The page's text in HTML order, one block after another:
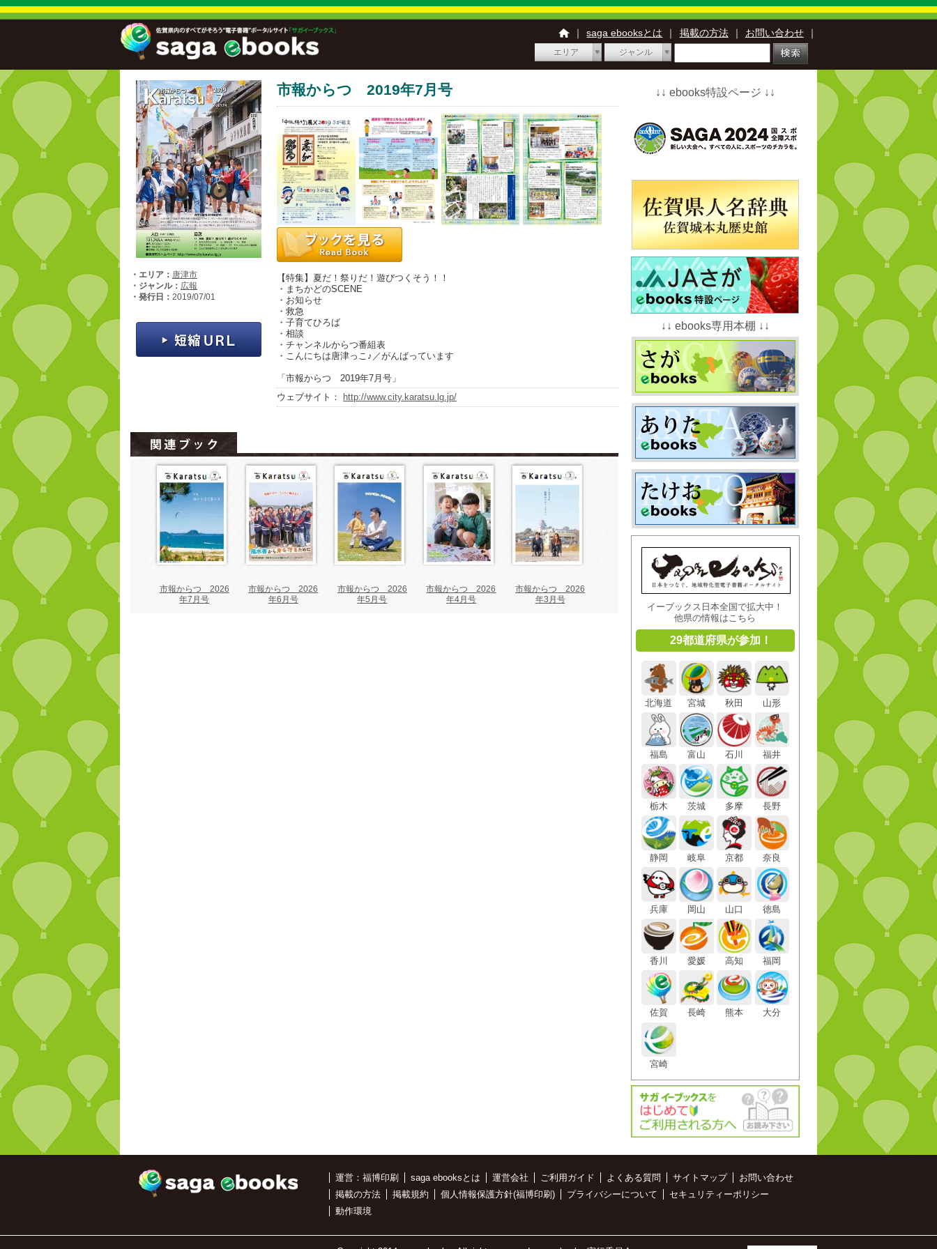
｜ saga ebooksとは ｜ 掲載の方法 ｜ お問い合わせ ｜
エリア ジャンル
・エリア： 唐津市
・ジャンル： 広報
・発行日： 2019/07/01
市報からつ 2019年7月号
【特集】夏だ！祭りだ！遊びつくそう！！
・まちかどのSCENE
・お知らせ
・救急
・子育てひろば
・相談
・チャンネルからつ番組表
・こんにちは唐津っこ♪／がんばっています
「市報からつ 2019年7月号」
ウェブサイト：
http://www.city.karatsu.lg.jp/
市報からつ 2026
年7月号
市報からつ 2026
年6月号
市報からつ 2026
年5月号
市報からつ 2026
年4月号
市報からつ 2026
年3月号
↓↓ ebooks特設ページ ↓↓
↓↓ ebooks専用本棚 ↓↓
イーブックス日本全国で拡大中！
他県の情報はこちら
29都道府県が参加！
北海道 宮城 秋田 山形
福島 富山 石川 福井
栃木 茨城 多摩 長野
静岡 岐阜 京都 奈良
兵庫 岡山 山口 徳島
香川 愛媛 高知 福岡
佐賀 長崎 熊本 大分
宮崎
運営：福博印刷 saga ebooksとは 運営会社 ご利用ガイド よくある質問 サイトマップ
お問い合わせ
掲載の方法
掲載規約 個人情報保護方針(福博印刷) プライバシーについて
セキュリティーポリシー
動作環境